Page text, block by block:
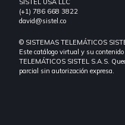
SISTEL USA LLC
(+1) 786 668 3822
david@sistel.co
© SISTEMAS TELEMÁTICOS
Este catálogo virtual y su
TELEMÁTICOS SISTEL S.A.S.
parcial sin autorización expresa.